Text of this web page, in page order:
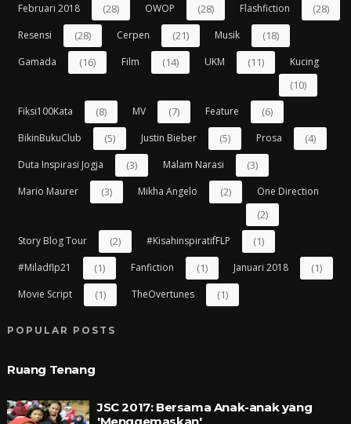
Februari 2018 (28) OWOP (28) Flashfiction (28)
Resensi (28) Cerpen (21) Musik (18)
Gamada (16) Film (14) UKM (11) Kucing
(10)
Fiksi100Kata (8) MV (7) Feature (6)
BikinBukuClub (5) Justin Bieber (5) Prosa (4)
Duta Inspirasi Jogja (3) Malam Narasi (3)
Mario Maurer (3) Mikha Angelo (2) One Direction
(2)
Story Blog Tour (2) #kisahinspiratifFLP (1)
#miladflp21 (1) Fanfiction (1) Januari 2018 (1)
Movie Script (1) TheOvertunes (1)
POPULAR POSTS
Ruang Tenang
JSC 2017: Bersama Anak-anak yang